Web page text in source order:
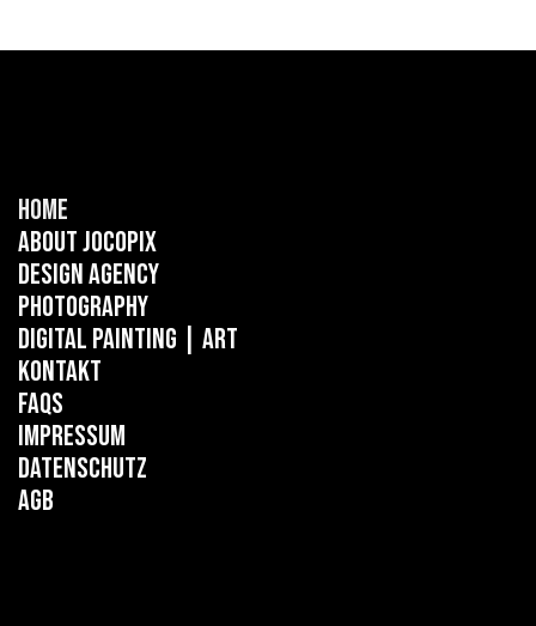
Home
About Jocopix
Design Agency
Photography
Digital Painting | ART
Kontakt
FAQs
Impressum
Datenschutz
AGB